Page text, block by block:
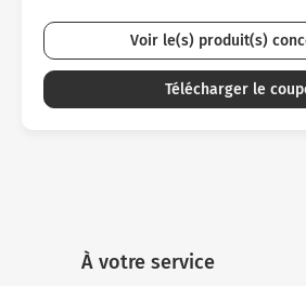
Voir le(s) produit(s)
Télécharger le
À votre service